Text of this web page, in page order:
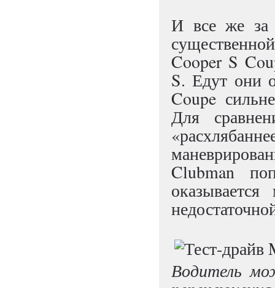
И все же за
Cooper S
S. Едут они
Coupe
Для
Clubman
Водитель